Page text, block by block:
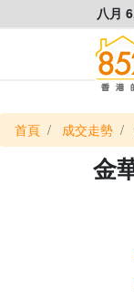
八月
首頁 成交走勢
金